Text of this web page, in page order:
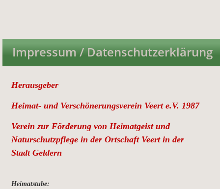
Impressum / Datenschutzerklärung
Herausgeber
Heimat- und Verschönerungsverein Veert e.V. 1987
Verein zur Förderung von Heimatgeist und
Naturschutzpflege in der Ortschaft Veert in der
Stadt Geldern
Heimatstube: